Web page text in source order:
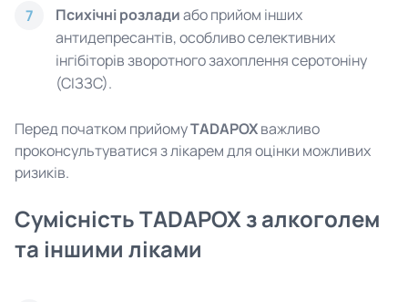
7 Психічні розладиабо прийом інших
антидепресантів, особливо селективних
інгібіторів зворотного захоплення серотоніну
(СІЗЗС).
Перед початком прийомуTADAPOXважливо
проконсультуватися з лікарем для оцінки можливих
ризиків.
Сумісність TADAPOX з алкоголем
та іншими ліками